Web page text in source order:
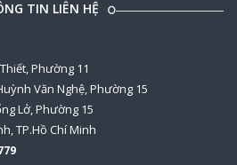
TIN LIÊN HỆ
Phường 11
Văn Nghệ, Phường 15
Lở, Phường 15
TP.Hồ Chí Minh